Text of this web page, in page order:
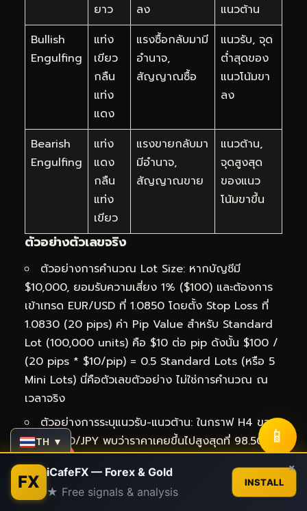
ยาว
ลง
แนวต้าน
Bullish
Engulfing
แท่ง
เขียว
กลืน
แท่ง
แดง
แรงซื้อกลับมามี
อำนาจ,
สัญญาณซื้อ
แนวรับ, จุด
ต่ำสุดของ
แนวโน้มขา
ลง
Bearish
Engulfing
แท่ง
แดง
กลืน
แท่ง
เขียว
แรงขายกลับมา
มีอำนาจ,
สัญญาณขาย
แนวต้าน,
จุดสูงสุด
ของแนว
โน้มขาขึ้น
ตัวอย่างตัวเลขจริง
ตัวอย่างการคำนวณ Lot Size: หากบัญชีมี
$10,000, ยอมรับความเสี่ยง 1% ($100) และต้องการ
เข้าเทรด EUR/USD ที่ 1.0850 โดยตั้ง Stop Loss ที่
1.0830 (20 pips) ค่า Pip Value สำหรับ Standard
Lot (100,000 units) คือ $10 ต่อ pip ดังนั้น $100 /
(20 pips * $10/pip) = 0.5 Standard Lots (หรือ 5
Mini Lots) นี่คือตัวเลขตัวอย่าง ไม่ใช่การคำนวณ ณ
เวลาจริง
ตัวอย่างการระบุแนวรับ-แนวต้าน: ในกราฟ H4 ของ
คู่เงิน AUD/JPY พบว่าราคาเคยขึ้นไปสูงสุดที่ 98.50
สามารถผ่าน 98.50 ไปได้ และเกิดรูปแบบ Shooting
Star บ่งชี้การกลับตัวลง ตัวเลข 98.50 จึงเป็นแนวต้าน
TH ▼ 📱
FX iCafeFX — Forex & Gold
★ Free signals & analysis
INSTALL
×
Contact us
Open